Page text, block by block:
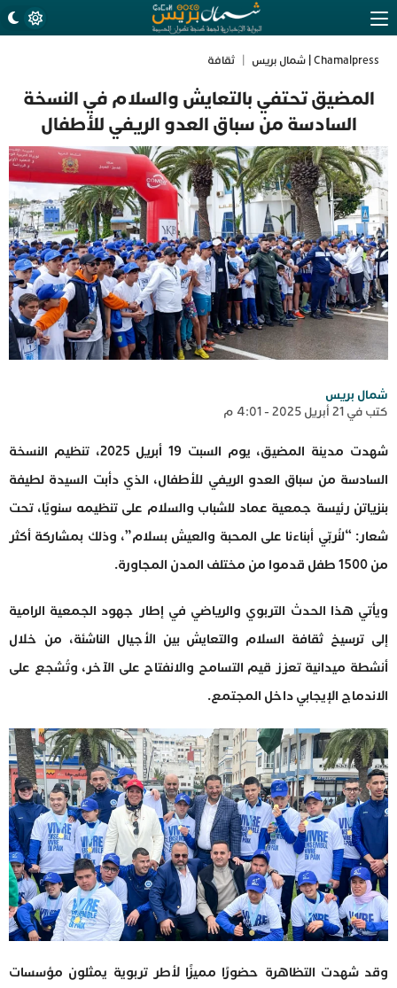
Chamalpress | شمال بريس ثقافة
المضيق تحتفي بالتعايش والسلام في النسخة
السادسة من سباق العدو الريفي للأطفال
شمال بريس
كتب في 21 أبريل 2025 - 4:01 م
شهدت مدينة المضيق، يوم السبت 19 أبريل 2025، تنظيم النسخة
السادسة من سباق العدو الريفي للأطفال، الذي دأبت السيدة لطيفة
بنزياتن رئيسة جمعية عماد للشباب والسلام على تنظيمه سنويًا، تحت
شعار: “لنُربّي أبناءنا على المحبة والعيش بسلام”، وذلك بمشاركة أكثر
من 1500 طفل قدموا من مختلف المدن المجاورة.
ويأتي هذا الحدث التربوي والرياضي في إطار جهود الجمعية الرامية
إلى ترسيخ ثقافة السلام والتعايش بين الأجيال الناشئة، من خلال
أنشطة ميدانية تعزز قيم التسامح والانفتاح على الآخر، وتُشجع على
الاندماج الإيجابي داخل المجتمع.
وقد شهدت التظاهرة حضورًا مميزًا لأطر تربوية يمثلون مؤسسات